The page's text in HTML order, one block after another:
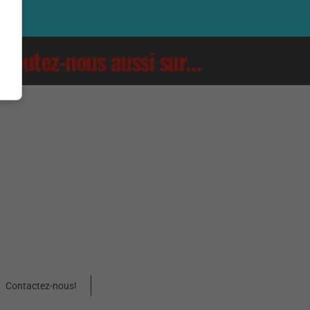
Écoutez-nous aussi sur…
Contactez-nous!